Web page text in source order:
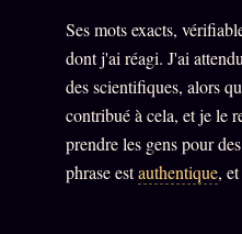
Audit Social
KÉTAMINE
Ses mots exacts,
dont j'ai réagi. J'ai
des scientifiques, alors
contribué à cela, et je le
prendre les gens pour
phrase estauthentique,